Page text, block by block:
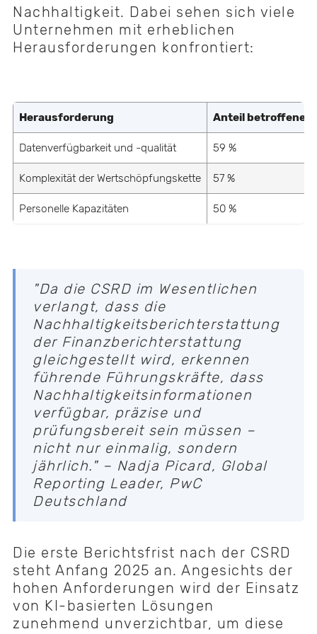
Nachhaltigkeit. Dabei sehen sich viele
Unternehmen mit erheblichen
Herausforderungen konfrontiert:
Herausforderung Anteil betroffener
Datenverfügbarkeit und -qualität 59 %
Komplexität der Wertschöpfungskette 57 %
Personelle Kapazitäten 50 %
"Da die CSRD im Wesentlichen
verlangt, dass die
Nachhaltigkeitsberichterstattung
der Finanzberichterstattung
gleichgestellt wird, erkennen
führende Führungskräfte, dass
Nachhaltigkeitsinformationen
verfügbar, präzise und
prüfungsbereit sein müssen –
nicht nur einmalig, sondern
jährlich." – Nadja Picard, Global
Reporting Leader, PwC
Deutschland
Die erste Berichtsfrist nach der CSRD
steht Anfang 2025 an. Angesichts der
hohen Anforderungen wird der Einsatz
von KI-basierten Lösungen
zunehmend unverzichtbar, um diese